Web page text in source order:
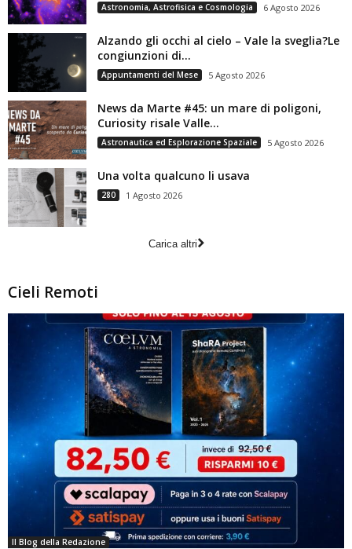
Astronomia, Astrofisica e Cosmologia 6 Agosto 2026
Alzando gli occhi al cielo – Vale la sveglia?Le
congiunzioni di...
Appuntamenti del Mese 5 Agosto 2026
News da Marte #45: un mare di poligoni,
Curiosity risale Valle...
Astronautica ed Esplorazione Spaziale 5 Agosto 2026
Una volta qualcuno li usava
280 1 Agosto 2026
Carica altri
Cieli Remoti
Il Blog della Redazione